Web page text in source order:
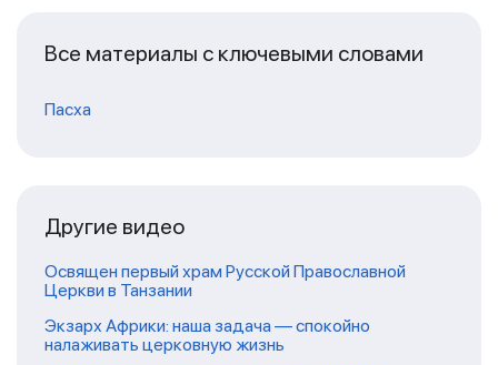
Все материалы с ключевыми словами
Пасха
Другие видео
Освящен первый храм Русской Православной
Церкви в Танзании
Экзарх Африки: наша задача — спокойно
налаживать церковную жизнь